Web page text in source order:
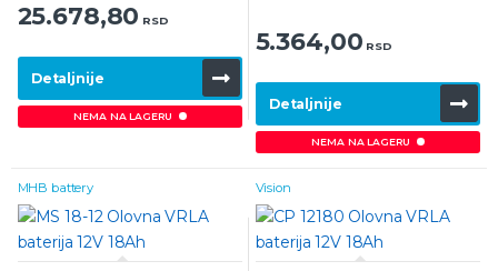
25.678,80 RSD
Detaljnije
NEMA NA LAGERU
5.364,00 RSD
Detaljnije
NEMA NA LAGERU
MHB battery Vision